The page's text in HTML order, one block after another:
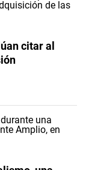
citar al